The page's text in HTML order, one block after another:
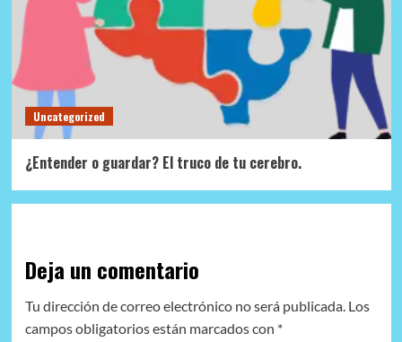
Uncategorized
¿Entender o guardar? El truco de tu cerebro.
Deja un comentario
Tu dirección de correo electrónico no será publicada. Los
campos obligatorios están marcados con *